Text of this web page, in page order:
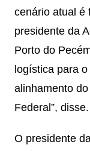
cenário atual é
presidente da
Porto do
logística para
alinhamento
Federal”, disse.
O presidente